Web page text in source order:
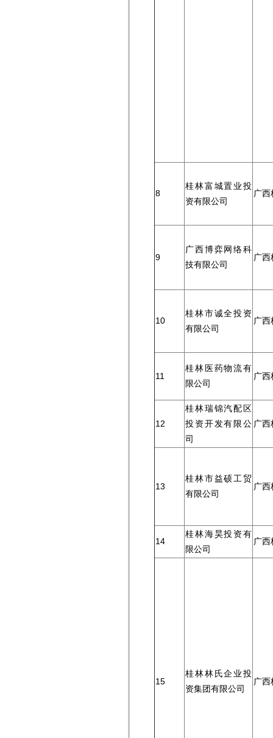
8
桂林富城置业投
资有限公司
广
9
广西博弈网络科
技有限公司
广
10
桂林市诚全投资
有限公司
广
11
桂林医药物流有
限公司
广
12
桂林瑞锦汽配区
投资开发有限公
司
广
13
桂林市益硕工贸
有限公司
广
14
桂林海昊投资有
限公司
广
15
桂林林氏企业投
资集团有限公司
广